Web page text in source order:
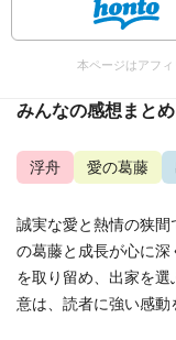
本ページはアフ
みんなの感想まとめ
浮舟 愛の葛藤
誠実な愛と熱情の狭
の葛藤と成長が心に
を取り留め、出家を
意は、読者に強い感動